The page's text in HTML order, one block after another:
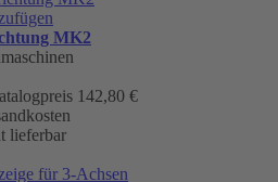
MK2
142,80 €
lieferbar